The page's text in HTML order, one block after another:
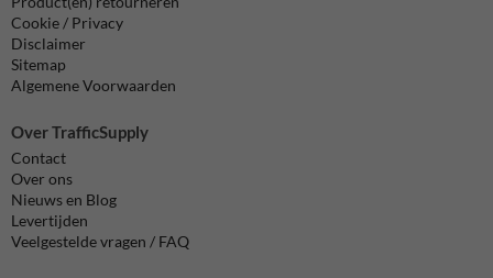
Cookie / Privacy
Disclaimer
Sitemap
Algemene Voorwaarden
Over TrafficSupply
Contact
Over ons
Nieuws en Blog
Levertijden
Veelgestelde vragen / FAQ